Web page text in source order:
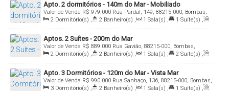
Apto. 2 dormitórios - 140m do Mar - Mobiliado
R$ 979.000
Valor de Venda
Rua Pardal, 149, 88215-000, Bombas,
Bombinhas, Santa Catarina, Brasil
2 Dormitório(s) , 2 Banheiro(s) , 1 Sala(s) , 1 Suíte(s) ,
Total: 130.00m² , 1 Vaga(s) , Útil: 100.00m²
Aptos. 2 Suítes - 200m do Mar
R$ 889.000
Valor de Venda
Rua Gavião, 88215-000, Bombas,
Bombinhas, Santa Catarina, Brasil
2 Dormitório(s) , 2 Banheiro(s) , 1 Sala(s) , 2 Suíte(s) ,
Total: 85.00m² , 1 Vaga(s) , Útil: 77.00m²
Apto. 3 Dormitórios - 120m do Mar - Vista Mar
R$ 990.000
Valor de Venda
Rua Sanhaço, 136, 88215-000, Bombas,
Bombinhas, Santa Catarina, Brasil
3 Dormitório(s) , 2 Banheiro(s) , 1 Sala(s) , 1 Suíte(s) ,